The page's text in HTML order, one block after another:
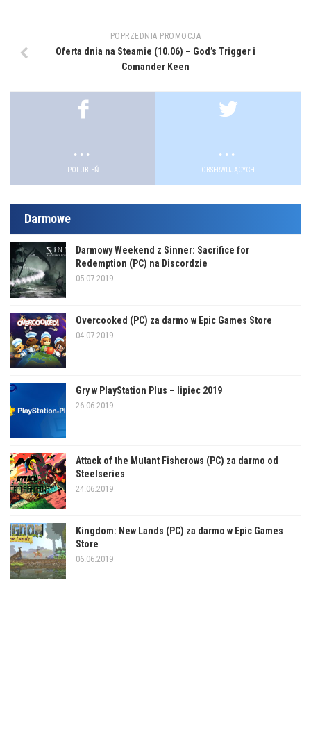
POPRZEDNIA PROMOCJA
Oferta dnia na Steamie (10.06) – God’s Trigger i
Comander Keen
.
POLUBIEŃ
.
OBSERWUJĄCYCH
Darmowe
Darmowy Weekend z Sinner: Sacrifice for
Redemption (PC) na Discordzie
05.07.2019
Overcooked (PC) za darmo w Epic Games Store
04.07.2019
Gry w PlayStation Plus – lipiec 2019
26.06.2019
Attack of the Mutant Fishcrows (PC) za darmo od
Steelseries
24.06.2019
Kingdom: New Lands (PC) za darmo w Epic Games
Store
06.06.2019